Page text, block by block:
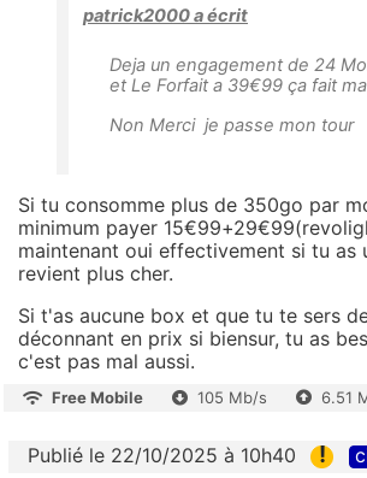
patrick2000 a écrit
Deja un engagement de 24
et Le Forfait a 39€99 ça fait
Non Merci je passe mon tour
Si tu consomme plus de 350go par
minimum payer
maintenant oui effectivement si tu as
revient plus cher.
Si t'as aucune box et que tu te sers
déconnant en prix si biensur, tu as
c'est pas mal aussi.
Free Mobile 105 Mb/s 6.51
Publié le 22/10/2025 à 10h40 !